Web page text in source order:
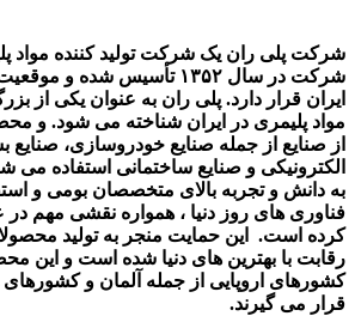
شرکت پلی ران یک شرکت تولید کننده مواد
شرکت در سال ۱۳۵۲ تأسیس شده
ایران قرار دارد. پلی ران به عنوان یکی از
مواد پلیمری در ایران شناخته می شود. و
از صنایع از جمله صنایع خودروسازی، صنایع
الکترونیکی و صنایع ساختمانی استفاده می
به دانش و تجربه بالای متخصصان بومی و
فناوری های روز دنیا ، همواره نقشی مهم در
کرده است. این حمایت منجر به تولید
رقابت با بهترین های دنیا شده است و این
کشورهای اروپایی از جمله آلمان و کشورهای
قرار می گیرند.